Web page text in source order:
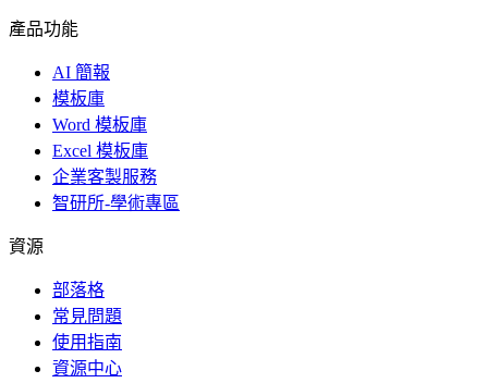
產品功能
AI 簡報
模板庫
Word 模板庫
Excel 模板庫
企業客製服務
智研所-學術專區
資源
部落格
常見問題
使用指南
資源中心